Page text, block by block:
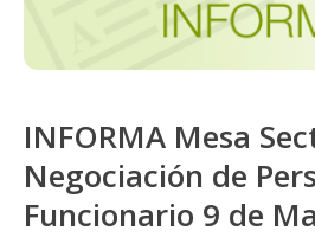
INFORMA Mesa
Negociación de
Funcionario 9 de